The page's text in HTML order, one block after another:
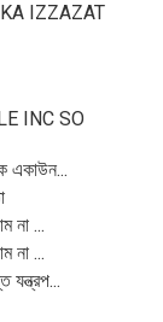
KA IZZAZAT
INC SO
একাউন...
না ...
না ...
যন্ত্রপ...